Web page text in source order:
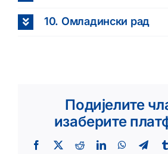
10. Омладински рад
Подијелите
изаберите
Facebook
X RedditLinkedInWhatsApp